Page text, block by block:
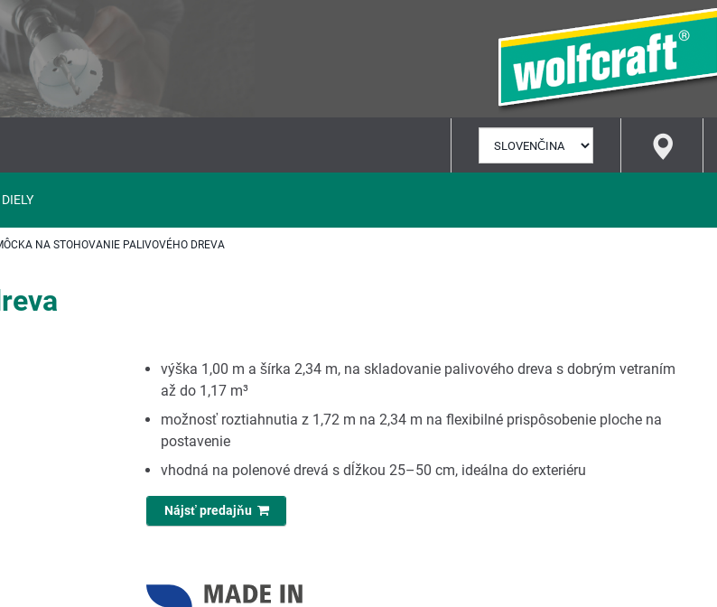
JAZYK
NA STOHOVANIE PALIVOVÉHO DREVA
výška 1,00 m a šírka 2,34 m, na skladovanie palivového dreva s dobrým vetraním
až do 1,17 m³
možnosť roztiahnutia z 1,72 m na 2,34 m na flexibilné prispôsobenie ploche na
postavenie
vhodná na polenové drevá s dĺžkou 25–50 cm, ideálna do exteriéru
Nájsť predajňu